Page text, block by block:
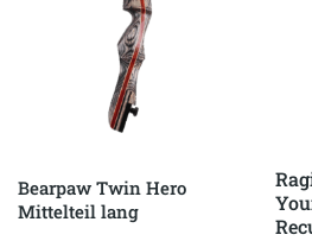
Bearpaw Twin Hero
Mittelteil lang